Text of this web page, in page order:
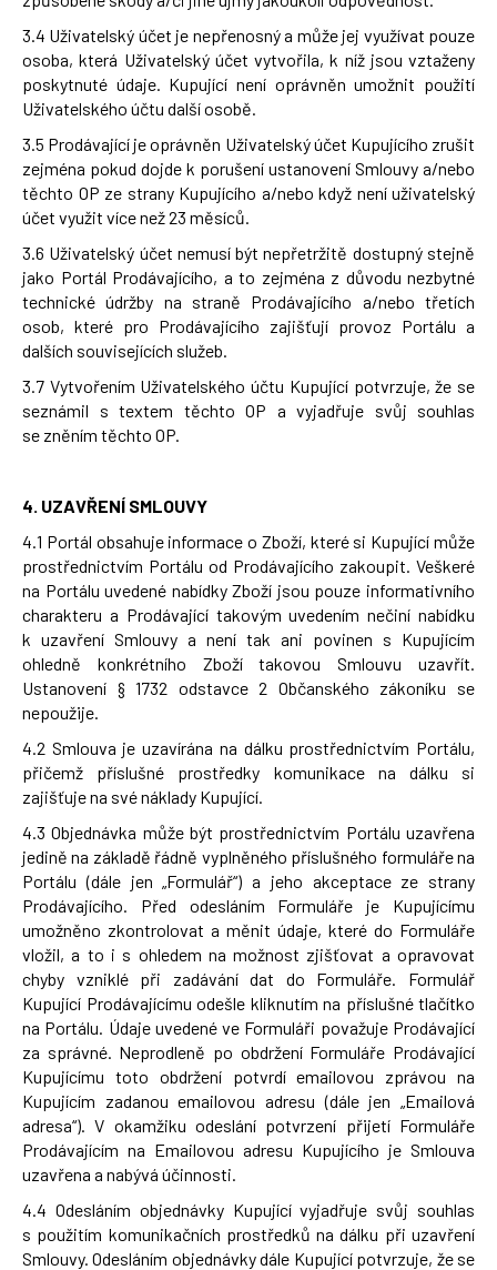
3.4 Uživatelský účet je nepřenosný a může jej využívat pouze
osoba, která Uživatelský účet vytvořila, k níž jsou vztaženy
poskytnuté údaje. Kupující není oprávněn umožnit použití
Uživatelského účtu další osobě.
3.5 Prodávající je oprávněn Uživatelský účet Kupujícího zrušit
zejména pokud dojde k porušení ustanovení Smlouvy a/nebo
těchto OP ze strany Kupujícího a/nebo když není uživatelský
účet využit více než 23 měsíců.
3.6 Uživatelský účet nemusí být nepřetržitě dostupný stejně
jako Portál Prodávajícího, a to zejména z důvodu nezbytné
technické údržby na straně Prodávajícího a/nebo třetích
osob, které pro Prodávajícího zajišťují provoz Portálu a
dalších souvisejících služeb.
3.7 Vytvořením Uživatelského účtu Kupující potvrzuje, že se
seznámil s textem těchto OP a vyjadřuje svůj souhlas
se zněním těchto OP.
4. UZAVŘENÍ SMLOUVY
4.1 Portál obsahuje informace o Zboží, které si Kupující může
prostřednictvím Portálu od Prodávajícího zakoupit. Veškeré
na Portálu uvedené nabídky Zboží jsou pouze informativního
charakteru a Prodávající takovým uvedením nečiní nabídku
k uzavření Smlouvy a není tak ani povinen s Kupujícím
ohledně konkrétního Zboží takovou Smlouvu uzavřít.
Ustanovení § 1732 odstavce 2 Občanského zákoníku se
nepoužije.
4.2 Smlouva je uzavírána na dálku prostřednictvím Portálu,
přičemž příslušné prostředky komunikace na dálku si
zajišťuje na své náklady Kupující.
4.3 Objednávka může být prostřednictvím Portálu uzavřena
jedině na základě řádně vyplněného příslušného formuláře na
Portálu (dále jen „Formulář“) a jeho akceptace ze strany
Prodávajícího. Před odesláním Formuláře je Kupujícímu
umožněno zkontrolovat a měnit údaje, které do Formuláře
vložil, a to i s ohledem na možnost zjišťovat a opravovat
chyby vzniklé při zadávání dat do Formuláře. Formulář
Kupující Prodávajícímu odešle kliknutím na příslušné tlačítko
na Portálu. Údaje uvedené ve Formuláři považuje Prodávající
za správné. Neprodleně po obdržení Formuláře Prodávající
Kupujícímu toto obdržení potvrdí emailovou zprávou na
Kupujícím zadanou emailovou adresu (dále jen „Emailová
adresa“). V okamžiku odeslání potvrzení přijetí Formuláře
Prodávajícím na Emailovou adresu Kupujícího je Smlouva
uzavřena a nabývá účinnosti.
4.4 Odesláním objednávky Kupující vyjadřuje svůj souhlas
s použitím komunikačních prostředků na dálku při uzavření
Smlouvy. Odesláním objednávky dále Kupující potvrzuje, že se